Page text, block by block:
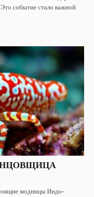
событие стало важной
модницы Индо-